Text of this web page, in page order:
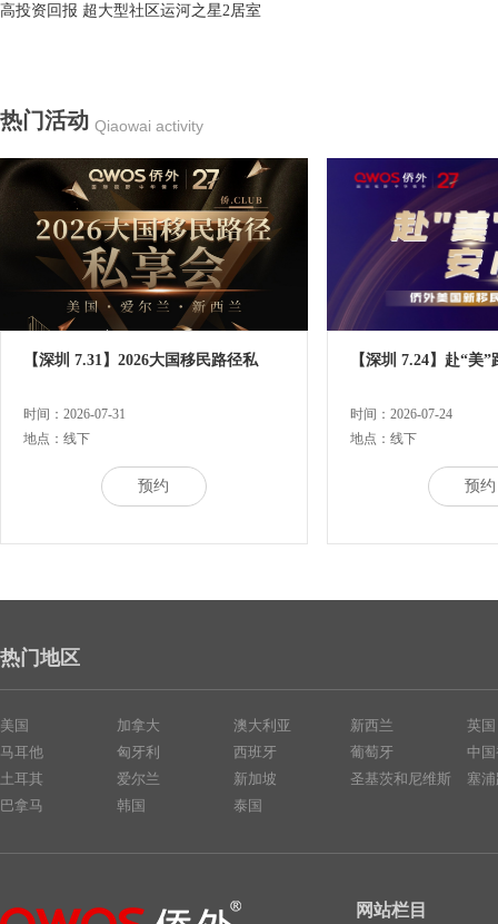
高投资回报 超大型社区运河之星2居室
热门活动 Qiaowai activity
【深圳 7.31】2026大国移民路径私
时间：2026-07-31
地点：线下
预约
【深圳 7.24】赴“美
时间：2026-07-24
地点：线下
预约
热门地区
美国
马耳他
土耳其
巴拿马
加拿大
匈牙利
爱尔兰
韩国
澳大利亚
西班牙
新加坡
泰国
新西兰
葡萄牙
圣基茨和尼维斯
英国
中
塞
网站栏目